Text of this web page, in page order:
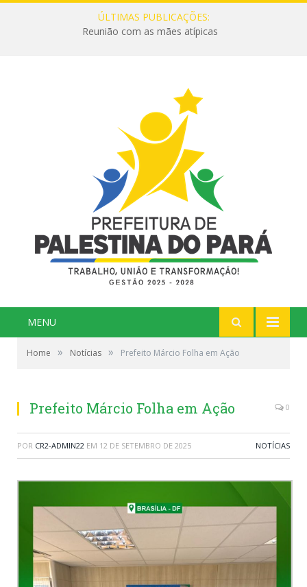
ÚLTIMAS PUBLICAÇÕES:
Reunião com as mães atípicas
MENU
Home » Notícias » Prefeito Márcio Folha em Ação
Prefeito Márcio Folha em Ação 0
POR CR2-ADMIN22 EM 12 DE SETEMBRO DE 2025 NOTÍCIAS